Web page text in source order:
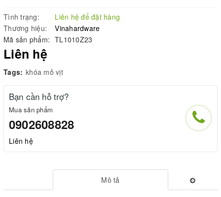
Tình trạng:
Liên hệ để đặt hàng
Thương hiệu:
Vinahardware
Mã sản phẩm: TL1010Z23
Liên hệ
Tags: khóa mỏ vịt
Bạn cần hỗ trợ?
Mua sản phẩm
0902608828
Liên hệ
Mô tả